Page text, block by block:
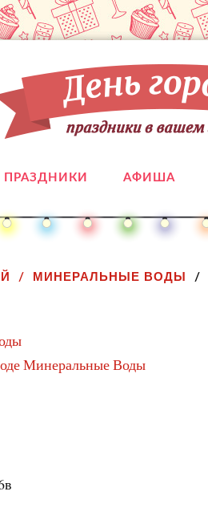
ПРАЗДНИКИ АФИША
МИНЕРАЛЬНЫЕ ВОДЫ
Минеральные Воды